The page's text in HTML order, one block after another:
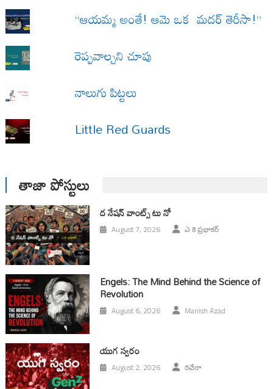
“ఆయమ్మ అంతే! ఆమె ఒక మదర్ తెరీసా!”
రెప్పవాల్చని చూపు
నాలుగు పిట్టలు
Little Red Guards
తాజా పోస్టులు
ద నేషన్ వాంట్స్ టు నో
August 7, 2026 ఎ కె ప్రభాకర్
Engels: The Mind Behind the Science of
Revolution
August 6, 2026 Manish Azad
యుగ స్వ‌రం
August 2, 2026 రివేరా